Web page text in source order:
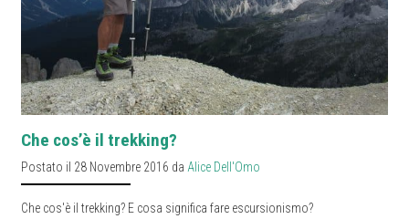
Che cos’è il trekking?
Postato il 28 Novembre 2016 da Alice Dell'Omo
Che cos'è il trekking? E cosa significa fare escursionismo?